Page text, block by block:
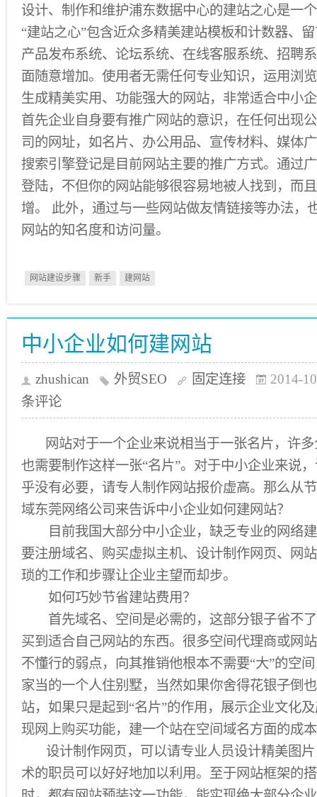
设计、制作和维护浦东数据中心的建站之心是一
“建站之心”包含近众多精美建站模板和计数器、
产品发布系统、论坛系统、在线客服系统、招聘
面随意增加。使用者无需任何专业知识，运用浏
生成精美实用、功能强大的网站，非常适合中小
首先企业自身要有推广网站的意识，在任何出现
司的网址，如名片、办公用品、宣传材料、媒体
搜索引擎登记是目前网站主要的推广方式。通过
登陆，不但你的网站能够很容易地被人找到，而
增。 此外，通过与一些网站做友情链接等办法，
网站的知名度和访问量。
网站建设步骤 新手 建网站
中小企业如何建网站
zhushican 外贸SEO 固定连接
2014-
条评论
网站对于一个企业来说相当于一张名片，许
也需要制作这样一张“名片”。对于中小企业来说
乎没有必要，请专人制作网站报价虚高。那么从
域东莞网络公司来告诉中小企业如何建网站？
目前我国大部分中小企业，缺乏专业的网络建
要注册域名、购买虚拟主机、设计制作网页、网
琐的工作和步骤让企业主望而却步。
如何巧妙节省建站费用？
首先域名、空间是必需的，这部分银子省不了
买到适合自己网站的东西。很多空间代理商或网
不懂行的弱点，向其推销他根本不需要“大”的空
家当的一个人住别墅，当然如果你舍得花银子倒
站，如果只是起到“名片”的作用，展示企业文化
现网上购买功能，建一个站在空间域名方面的成
设计制作网页，可以请专业人员设计精美图片
术的职员可以好好地加以利用。至于网站框架的